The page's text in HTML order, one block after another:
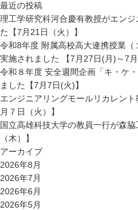
最近の投稿
理工学研究科河合慶有教授がエン
た【7月21日（火）】
令和8年度 附属高校高大連携授業
実施されました 【7月27日(月)～7月
令和８年度 安全週間企画「キ・ケ
ました【7月7日(火)】
エンジニアリングモールリカレン
月７日（火）】
国立高雄科技大学の教員一行が森
（木）】
アーカイブ
2026年8月
2026年7月
2026年6月
2026年5月